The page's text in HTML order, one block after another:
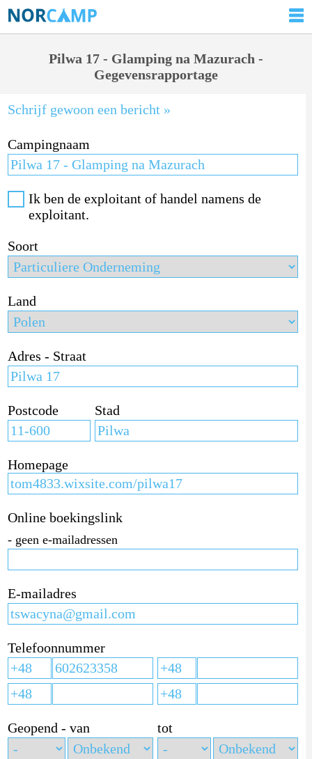
Pilwa 17 - Glamping na Mazurach -
Gegevensrapportage
Schrijf gewoon een bericht »
Campingnaam
Ik ben de exploitant of handel namens de
exploitant.
Soort
Land
Adres - Straat
Postcode Stad
Homepage
Online boekingslink
- geen e-mailadressen
E-mailadres
Telefoonnummer
Geopend - van tot